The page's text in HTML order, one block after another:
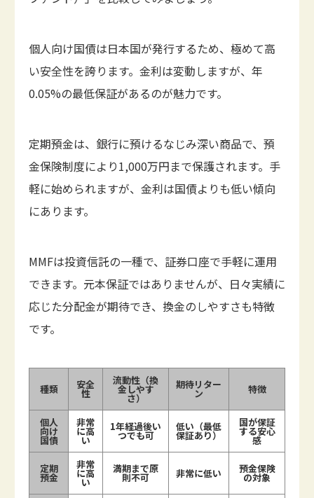
個人向け国債は日本国が発行するため、極めて高
い安全性を誇ります。金利は変動しますが、年
0.05%の最低保証があるのが魅力です。
定期預金は、銀行に預けるなじみ深い商品で、預
金保険制度により1,000万円まで保護されます。手
軽に始められますが、金利は国債よりも低い傾向
にあります。
MMFは投資信託の一種で、証券口座で手軽に運用
できます。元本保証ではありませんが、日々実績に
応じた分配金が期待でき、換金のしやすさも特徴
です。
種類 安全
性
流動性（換
金しやす
さ）
期待リター
ン 特徴
個人
向け
国債
非常
に高
い
1年経過後い
つでも可
低い（最低
保証あり）
国が保証
する安心
感
定期
預金
非常
に高
い
満期まで原
則不可 非常に低い 預金保険
の対象